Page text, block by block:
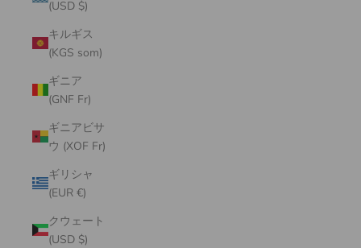
(USD $)
キルギス
(KGS som)
ギニア
(GNF Fr)
ギニアビサ
ウ (XOF Fr)
ギリシャ
(EUR €)
クウェート
(USD $)